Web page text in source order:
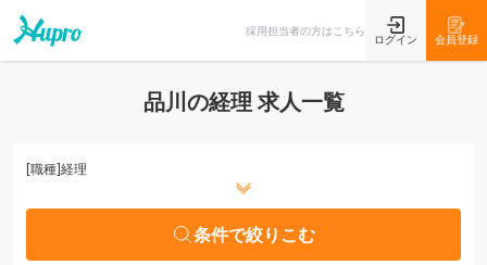
採用担当者の方はこちら
ログイン 会員登録
品川の経理 求人一覧
[職種]経理
条件で絞りこむ